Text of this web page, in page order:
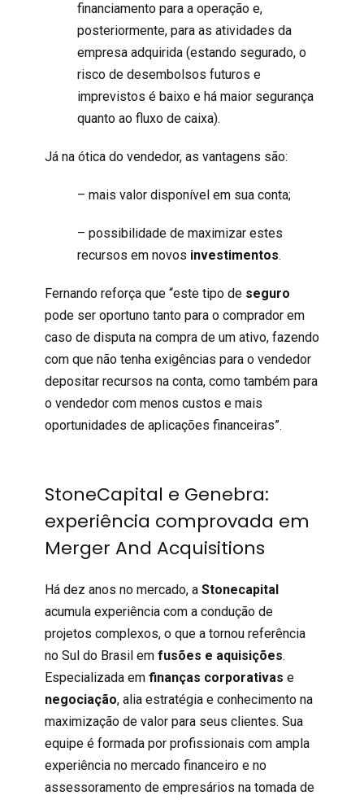
financiamento para a operação e,
posteriormente, para as atividades da
empresa adquirida (estando segurado, o
risco de desembolsos futuros e
imprevistos é baixo e há maior segurança
quanto ao fluxo de caixa).
Já na ótica do vendedor, as vantagens são:
– mais valor disponível em sua conta;
– possibilidade de maximizar estes
recursos em novos investimentos.
Fernando reforça que “este tipo de seguro
pode ser oportuno tanto para o comprador em
caso de disputa na compra de um ativo, fazendo
com que não tenha exigências para o vendedor
depositar recursos na conta, como também para
o vendedor com menos custos e mais
oportunidades de aplicações financeiras”.
StoneCapital e Genebra:
experiência comprovada em
Merger And Acquisitions
Há dez anos no mercado, a Stonecapital
acumula experiência com a condução de
projetos complexos, o que a tornou referência
no Sul do Brasil em fusões e aquisições.
Especializada em finanças corporativas e
negociação, alia estratégia e conhecimento na
maximização de valor para seus clientes. Sua
equipe é formada por profissionais com ampla
experiência no mercado financeiro e no
assessoramento de empresários na tomada de